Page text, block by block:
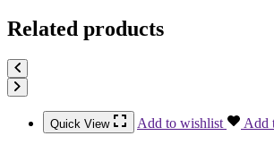
Related products
Quick View Add to wishlist Add